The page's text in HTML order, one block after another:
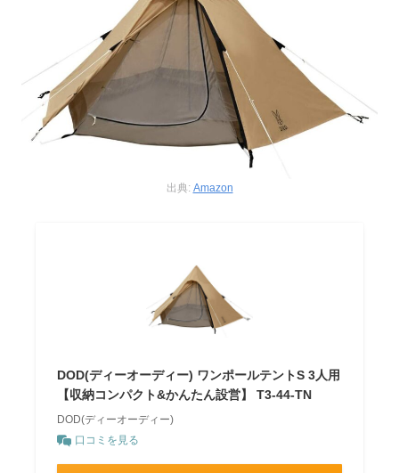
出典: Amazon
DOD(ディーオーディー) ワンポールテントS 3人用
【収納コンパクト&かんたん設営】 T3-44-TN
DOD(ディーオーディー)
口コミを見る